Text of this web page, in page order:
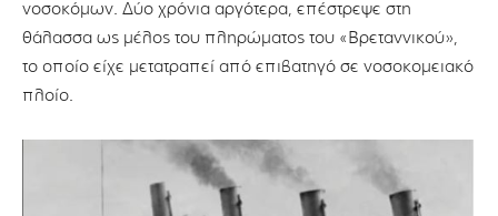
νοσοκόμων. Δύο χρόνια αργότερα, επέστρεψε στη
θάλασσα ως μέλος του πληρώματος του «Βρεταννικού»,
το οποίο είχε μετατραπεί από επιβατηγό σε νοσοκομειακό
πλοίο.